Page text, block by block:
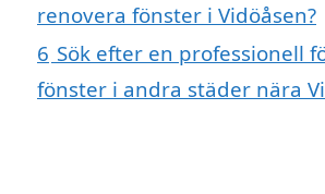
renovera fönster i Vidöåsen?
6 Sök efter en professionell
fönster i andra städer nära